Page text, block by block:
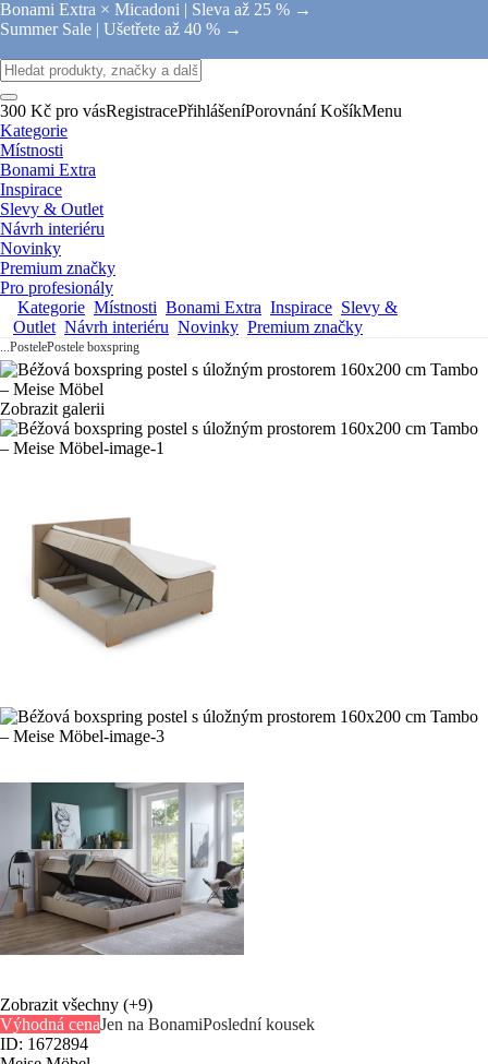
Bonami Extra × Micadoni | Sleva až 25 % →
Summer Sale | Ušetřete až 40 % →
300 Kč pro vásRegistracePřihlášeníPorovnání KošíkMenu
Kategorie
Místnosti
Bonami Extra
Inspirace
Slevy & Outlet
Návrh interiéru
Novinky
Premium značky
Pro profesionály
Kategorie Místnosti Bonami Extra Inspirace Slevy &
Outlet Návrh interiéru Novinky Premium značky
...PostelePostele boxspring
Zobrazit galerii
Zobrazit všechny (+9)
Výhodná cenaJen na BonamiPoslední kousek
ID: 1672894